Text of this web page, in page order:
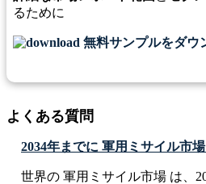
るために
無料サンプルをダウ
よくある質問
2034年までに 軍用ミサイル市
世界の 軍用ミサイル市場 は、